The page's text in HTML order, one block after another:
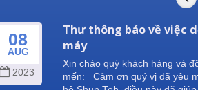
08
AUG
2023
Thư thông báo về việc
máy
Xin chào quý khách hàng và
mến: Cảm ơn quý vị đã yêu